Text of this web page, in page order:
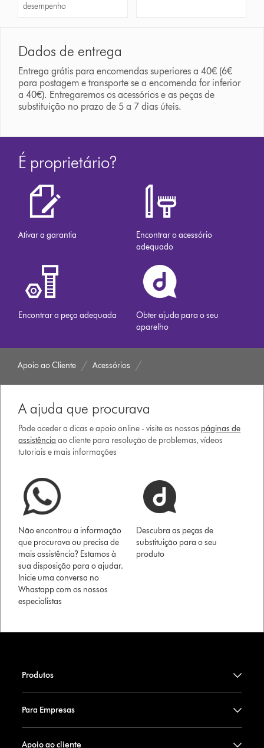
desempenho
Dados de entrega
Entrega grátis para encomendas superiores a 40€ (6€
para postagem e transporte se a encomenda for inferior
a 40€). Entregaremos os acessórios e as peças de
substituição no prazo de 5 a 7 dias úteis.
É proprietário?
Ativar a garantia
Encontrar o acessório
adequado
Encontrar a peça adequada
Obter ajuda para o seu
aparelho
Apoio ao Cliente Acessórios
A ajuda que procurava
Pode aceder a dicas e apoio online - visite as nossas páginas de
assistência ao cliente para resolução de problemas, vídeos
tutoriais e mais informações
Não encontrou a informação
que procurava ou precisa de
mais assistência? Estamos à
sua disposição para o ajudar.
Inicie uma conversa no
Whastapp com os nossos
especialistas
Descubra as peças de
substituição para o seu
produto
Produtos
Para Empresas
Apoio ao cliente